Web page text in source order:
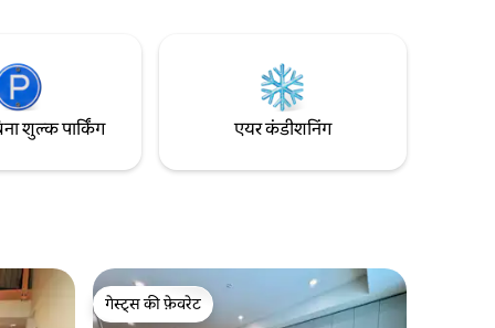
शुल्क पार्किंग एयर कंडीशनिंग
गेस्ट्स की फ़ेवरेट
गेस्ट्स की फ़ेवरेट